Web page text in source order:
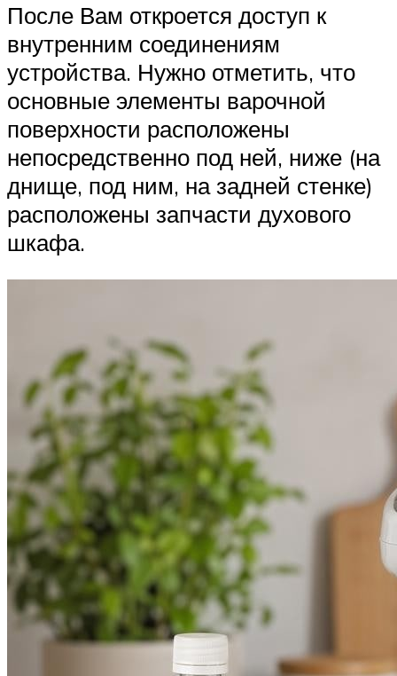
После Вам откроется доступ к
внутренним соединениям
устройства. Нужно отметить, что
основные элементы варочной
поверхности расположены
непосредственно под ней, ниже (на
днище, под ним, на задней стенке)
расположены запчасти духового
шкафа.